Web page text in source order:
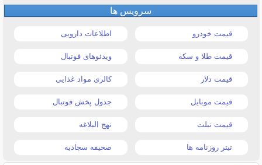
سرویس ها
قیمت خودرو اطلاعات دارویی
قیمت طلا و سکه ویدئوهای فوتبال
قیمت دلار کالری مواد غذایی
قیمت موبایل جدول پخش فوتبال
قیمت تبلت نهج البلاغه
تیتر روزنامه ها صحیفه سجادیه